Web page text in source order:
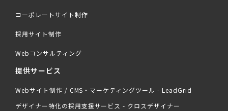
コーポレートサイト制作
採用サイト制作
Webコンサルティング
提供サービス
Webサイト制作 / CMS・マーケティングツール - LeadGrid
デザイナー特化の採用支援サービス - クロスデザイナー